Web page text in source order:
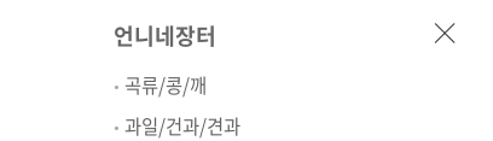
언니네장터
곡류/콩/깨
과일/건과/견과